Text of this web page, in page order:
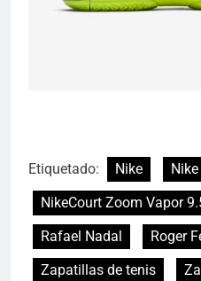
Etiquetado: Nike
NikeCourt Zoom Vapor
Rafael Nadal
Roger
Zapatillas de tenis